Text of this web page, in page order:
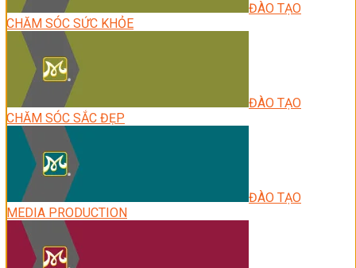
ĐÀO TẠO
CHĂM SÓC SỨC KHỎE
ĐÀO TẠO
CHĂM SÓC SẮC ĐẸP
ĐÀO TẠO
MEDIA PRODUCTION